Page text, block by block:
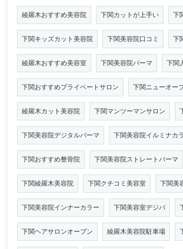
綾羅木おすすめ美容院 下関カットが上手い 下
下関キッズカット美容院 下関美容院口コミ 下
綾羅木おすすめ美容室 下関美容院パーマ 下関
下関おすすめプライベートサロン 下関ニューオー
綾羅木カット美容院 下関マンツーマンサロン
下関美容院デジタルパーマ 下関美容院イルミナカ
下関おすすめ整骨院 下関美容院ストレートパーマ
下関綾羅木美容院 下関クチコミ美容室 下関美
下関美容院インナーカラー 下関美容室デジパ
下関ヘアサロンオープン 綾羅木美容院駐車場